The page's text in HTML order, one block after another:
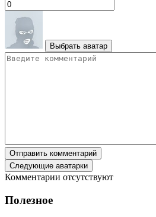
Выбрать аватар
Отправить комментарий
Следующие аватарки
Комментарии отсутствуют
Полезное